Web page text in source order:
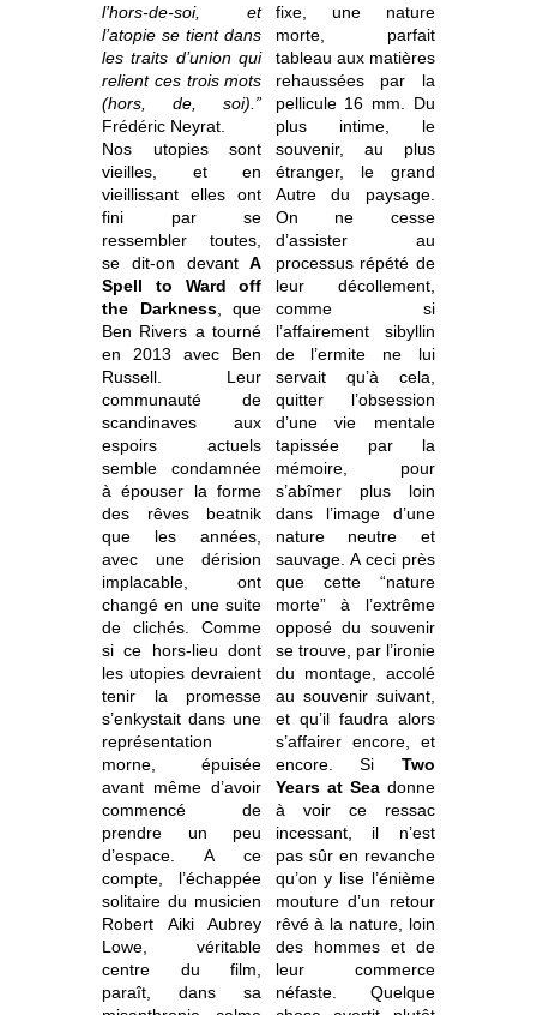
l’hors-de-soi, et
l’atopie se tient dans
les traits d’union qui
relient ces trois mots
(hors, de, soi).”
Frédéric Neyrat.
Nos utopies sont
vieilles, et en
vieillissant elles ont
fini par se
ressembler toutes,
se dit-on devantA
Spell to Ward off
the Darkness, que
Ben Rivers a tourné
en 2013 avec Ben
Russell. Leur
communauté de
scandinaves aux
espoirs actuels
semble condamnée
à épouser la forme
des rêves beatnik
que les années,
avec une dérision
implacable, ont
changé en une suite
de clichés. Comme
si ce hors-lieu dont
les utopies devraient
tenir la promesse
s’enkystait dans une
représentation
morne, épuisée
avant même d’avoir
commencé de
prendre un peu
d’espace. A ce
compte, l’échappée
solitaire du musicien
Robert Aiki Aubrey
Lowe, véritable
centre du film,
paraît, dans sa
fixe, une nature
morte, parfait
tableau aux matières
rehaussées par la
pellicule 16 mm. Du
plus intime, le
souvenir, au plus
étranger, le grand
Autre du paysage.
On ne cesse
d’assister au
processus répété de
leur décollement,
comme si
l’affairement sibyllin
de l’ermite ne lui
servait qu’à cela,
quitter l’obsession
d’une vie mentale
tapissée par la
mémoire, pour
s’abîmer plus loin
dans l’image d’une
nature neutre et
sauvage. A ceci près
que cette “nature
morte” à l’extrême
opposé du souvenir
se trouve, par l’ironie
du montage, accolé
au souvenir suivant,
et qu’il faudra alors
s’affairer encore, et
encore.Si Two
Years at Seadonne
à voir ce ressac
incessant, il n’est
pas sûr en revanche
qu’on y lise l’énième
mouture d’un retour
rêvé à la nature, loin
des hommes et de
leur commerce
néfaste. Quelque